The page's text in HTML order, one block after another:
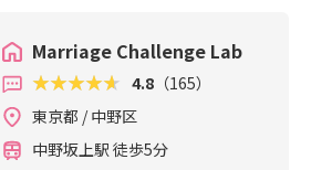
Marriage Challenge Lab
4.8 （165）
東京都 / 中野区
中野坂上駅 徒歩5分